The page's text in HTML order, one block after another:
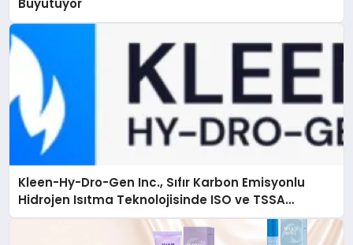
Büyütüyor
Kleen-Hy-Dro-Gen Inc., Sıfır Karbon Emisyonlu
Hidrojen Isıtma Teknolojisinde ISO ve TSSA
Düzenleyici Onaylarını Aldı